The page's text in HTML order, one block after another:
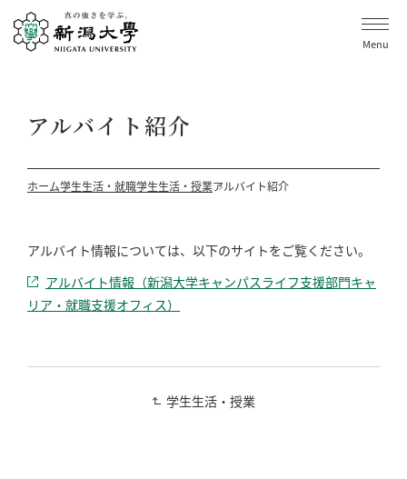
Menu
アルバイト紹介
ホーム学生生活・就職学生生活・授業アルバイト紹介
アルバイト情報については、以下のサイトをご覧ください。
アルバイト情報（新潟大学キャンパスライフ支援部門キャ
リア・就職支援オフィス）
学生生活・授業